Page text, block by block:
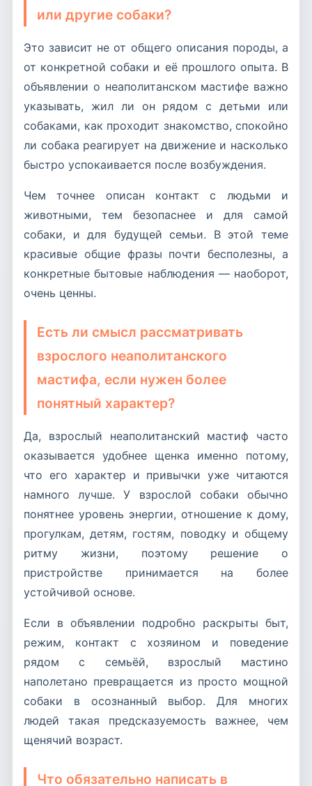
или другие собаки?
Это зависит не от общего описания породы, а
от конкретной собаки и её прошлого опыта. В
объявлении о неаполитанском мастифе важно
указывать, жил ли он рядом с детьми или
собаками, как проходит знакомство, спокойно
ли собака реагирует на движение и насколько
быстро успокаивается после возбуждения.
Чем точнее описан контакт с людьми и
животными, тем безопаснее и для самой
собаки, и для будущей семьи. В этой теме
красивые общие фразы почти бесполезны, а
конкретные бытовые наблюдения — наоборот,
очень ценны.
Есть ли смысл рассматривать
взрослого неаполитанского
мастифа, если нужен более
понятный характер?
Да, взрослый неаполитанский мастиф часто
оказывается удобнее щенка именно потому,
что его характер и привычки уже читаются
намного лучше. У взрослой собаки обычно
понятнее уровень энергии, отношение к дому,
прогулкам, детям, гостям, поводку и общему
ритму жизни, поэтому решение о
пристройстве принимается на более
устойчивой основе.
Если в объявлении подробно раскрыты быт,
режим, контакт с хозяином и поведение
рядом с семьёй, взрослый мастино
наполетано превращается из просто мощной
собаки в осознанный выбор. Для многих
людей такая предсказуемость важнее, чем
щенячий возраст.
Что обязательно написать в